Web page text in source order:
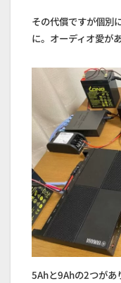
その代償ですが個別
に。オーディオ愛が
5Ahと9Ahの2つがあ